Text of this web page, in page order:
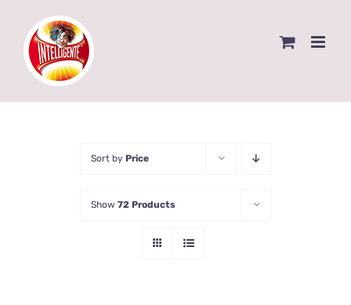
content
Sort by Price
Show 72 Products